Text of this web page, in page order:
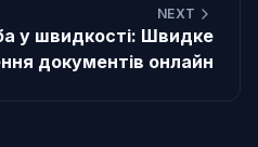
NEXT
у швидкості: Швидке
документів онлайн